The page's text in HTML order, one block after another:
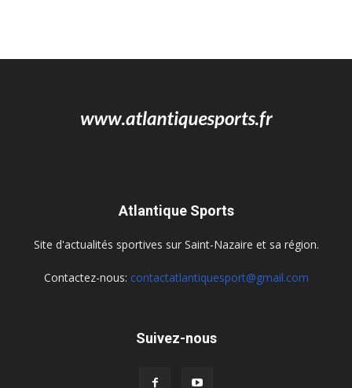
Atlantique Sports
Site d'actualités sportives sur Saint-Nazaire et sa région.
Contactez-nous: contactatlantiquesport@gmail.com
Suivez-nous